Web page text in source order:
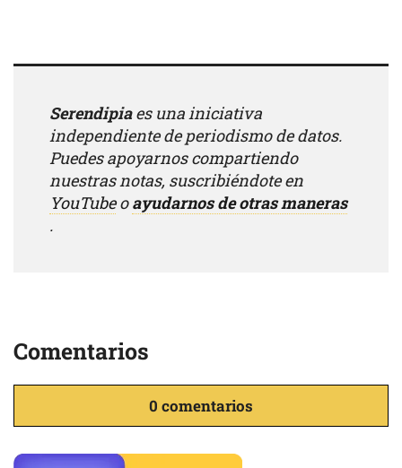
Serendipiaes una iniciativa
independiente de periodismo de datos.
Puedes apoyarnos compartiendo
nuestras notas, suscribiéndote en
YouTubeoayudarnos de otras maneras
.
Comentarios
0 comentarios